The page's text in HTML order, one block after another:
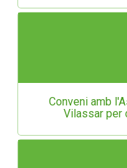
Conveni amb
Vilassar per